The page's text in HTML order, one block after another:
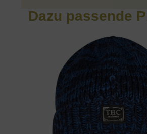
Dazu passende